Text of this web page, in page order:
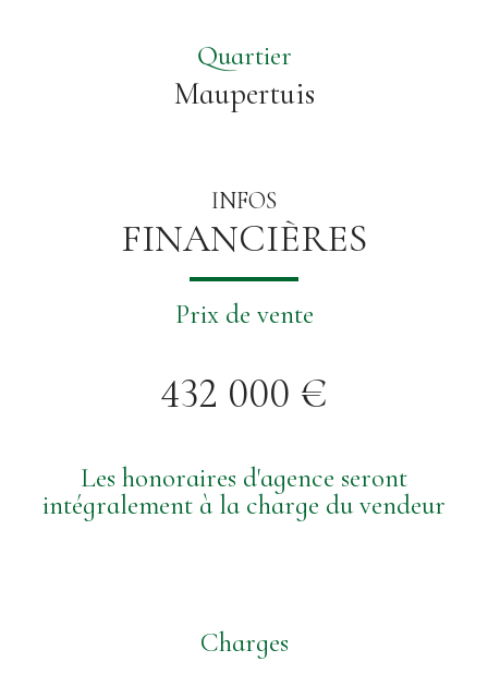
Quartier
Maupertuis
INFOS
FINANCIÈRES
Prix de vente
432 000 €
Les honoraires d'agence seront
intégralement à la charge du vendeur
Charges